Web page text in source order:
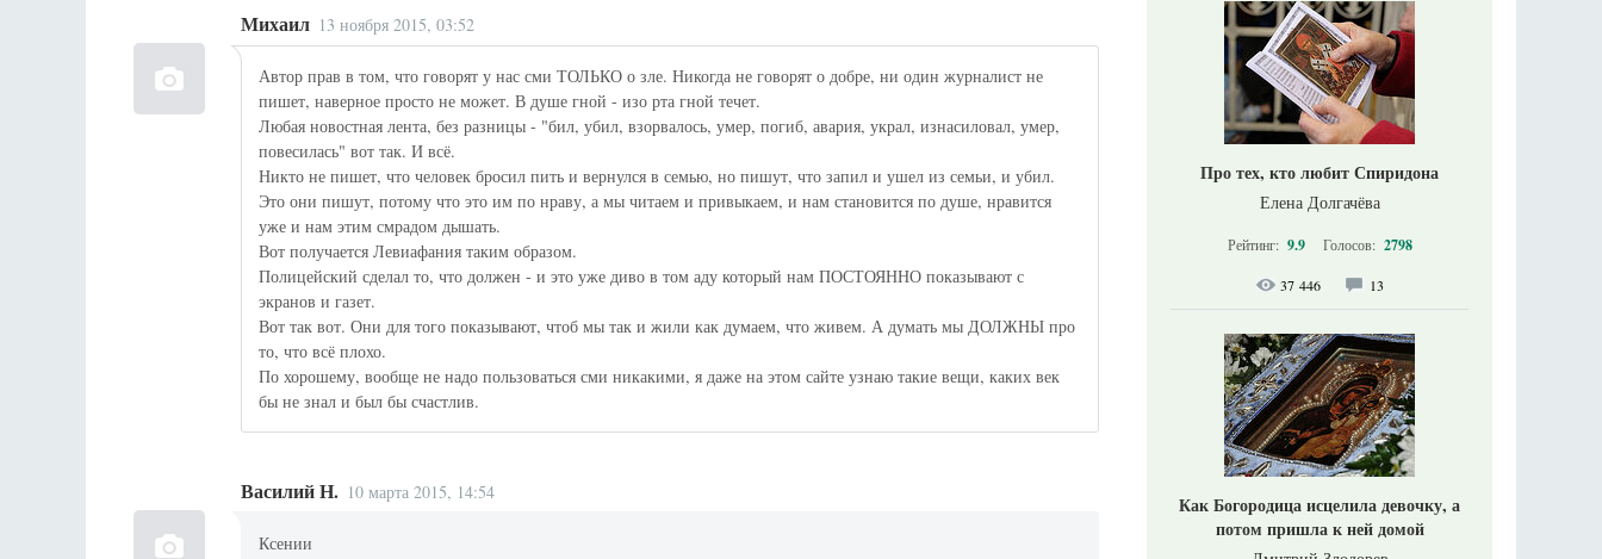
Михаил 13 ноября 2015, 03:52
Автор прав в том, что говорят у нас сми ТОЛЬКО о зле. Никогда не говорят о добре, ни один журналист не
пишет, наверное просто не может. В душе гной - изо рта гной течет.
Любая новостная лента, без разницы - "бил, убил, взорвалось, умер, погиб, авария, украл, изнасиловал, умер,
повесилась" вот так. И всё.
Никто не пишет, что человек бросил пить и вернулся в семью, но пишут, что запил и ушел из семьи, и убил.
Это они пишут, потому что это им по нраву, а мы читаем и привыкаем, и нам становится по душе, нравится
уже и нам этим смрадом дышать.
Вот получается Левиафания таким образом.
Полицейский сделал то, что должен - и это уже диво в том аду который нам ПОСТОЯННО показывают с
экранов и газет.
Вот так вот. Они для того показывают, чтоб мы так и жили как думаем, что живем. А думать мы ДОЛЖНЫ про
то, что всё плохо.
По хорошему, вообще не надо пользоваться сми никакими, я даже на этом сайте узнаю такие вещи, каких век
бы не знал и был бы счастлив.
Василий Н. 10 марта 2015, 14:54
Ксении
Про тех, кто любит Спиридона
Елена Долгачёва
Рейтинг: 9.9 Голосов: 2798
37 446 13
Как Богородица исцелила девочку, а
потом пришла к ней домой